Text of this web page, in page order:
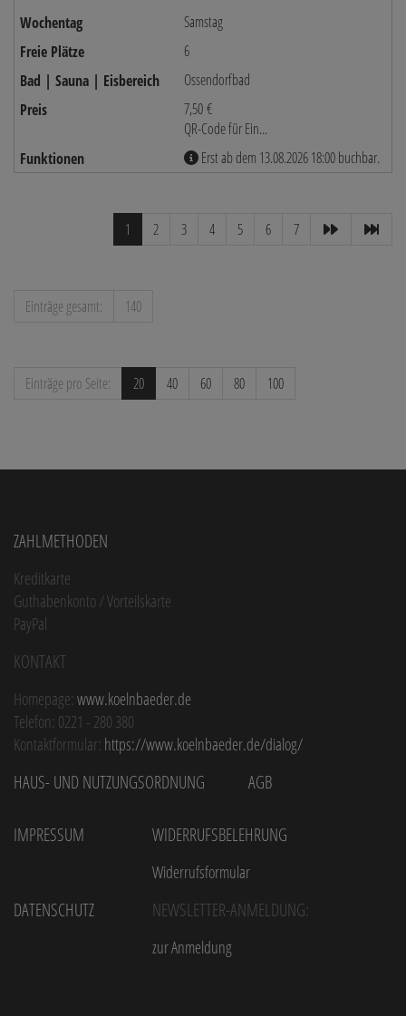
Samstag
6
Ossendorfbad
7,50 €
QR-Code für Ein...
Erst ab dem 13.08.2026 18:00 buchbar.
1 2 3 4 5 6 7
Einträge gesamt: 140
Einträge pro Seite: 20 40 60 80 100
Zahlmethoden
Kreditkarte
Guthabenkonto / Vorteilskarte
PayPal
Kontakt
Homepage: www.koelnbaeder.de
Telefon: 0221 - 280 380
Kontaktformular: https://www.koelnbaeder.de/dialog/
Haus- und Nutzungsordnung AGB
Impressum Widerrufsbelehrung
Widerrufsformular
Datenschutz Newsletter-Anmeldung:
zur Anmeldung